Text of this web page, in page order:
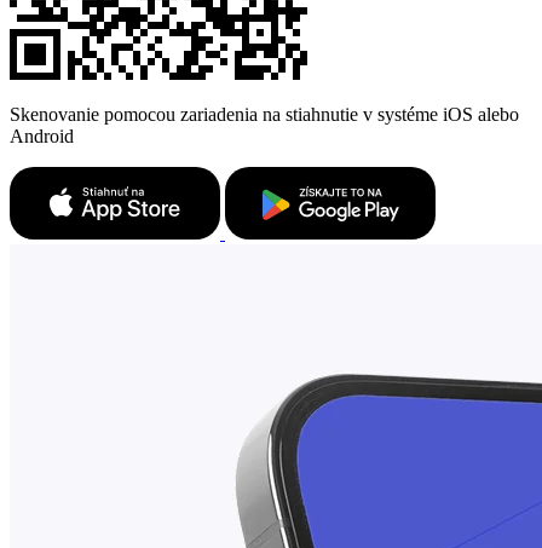
Skenovanie pomocou zariadenia na stiahnutie v systéme iOS alebo
Android